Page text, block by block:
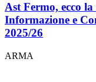
Ast Fermo, ecco
Informazione e
2025/26
ARMA